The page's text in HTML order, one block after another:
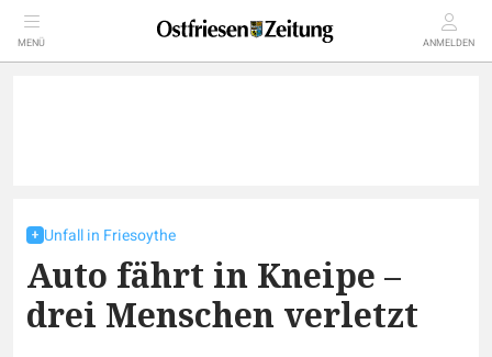
MENÜ ANMELDEN
Unfall in Friesoythe
Auto fährt in Kneipe –
drei Menschen verletzt